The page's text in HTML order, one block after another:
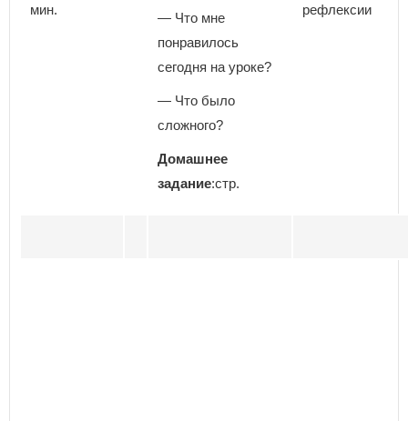
мин.
— Что мне
понравилось
сегодня на уроке?
— Что было
сложного?
Домашнее
задание:стр.
рефлексии